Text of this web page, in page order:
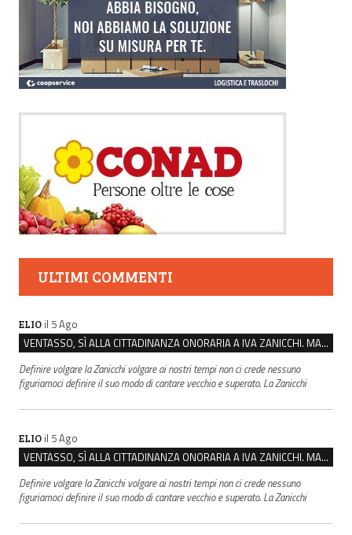
ULTIMI COMMENTI
ELIO il 5 Ago
VENTASSO, SÌ ALLA CITTADINANZA ONORARIA A IVA ZANICCHI. MA BARGIACCHI: “È DI PESSIMO GUSTO”
Definire volgare la Zanicchi volgare ai nostri tempi non ci crede nessuno
figuriamoci definire il suo modo di cantare vecchio e superato. La Zanicchi
ELIO il 5 Ago
VENTASSO, SÌ ALLA CITTADINANZA ONORARIA A IVA ZANICCHI. MA BARGIACCHI: “È DI PESSIMO GUSTO”
Definire volgare la Zanicchi volgare ai nostri tempi non ci crede nessuno
figuriamoci definire il suo modo di cantare vecchio e superato. La Zanicchi